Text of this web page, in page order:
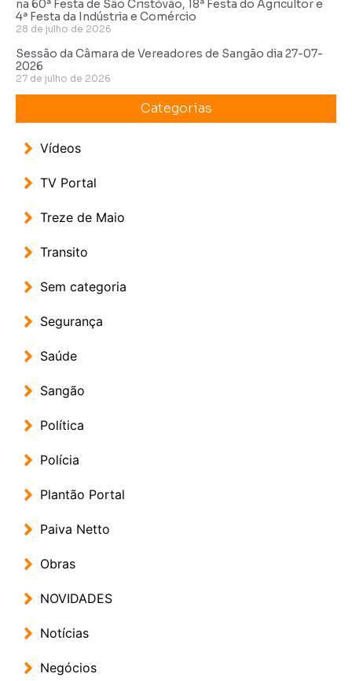
na 60ª Festa de São Cristóvão, 18ª Festa do Agricultor e
4ª Festa da Indústria e Comércio
28 de julho de 2026
Sessão da Câmara de Vereadores de Sangão dia 27-07-
2026
27 de julho de 2026
Categorias
Vídeos
TV Portal
Treze de Maio
Transito
Sem categoria
Segurança
Saúde
Sangão
Política
Polícia
Plantão Portal
Paiva Netto
Obras
NOVIDADES
Notícias
Negócios